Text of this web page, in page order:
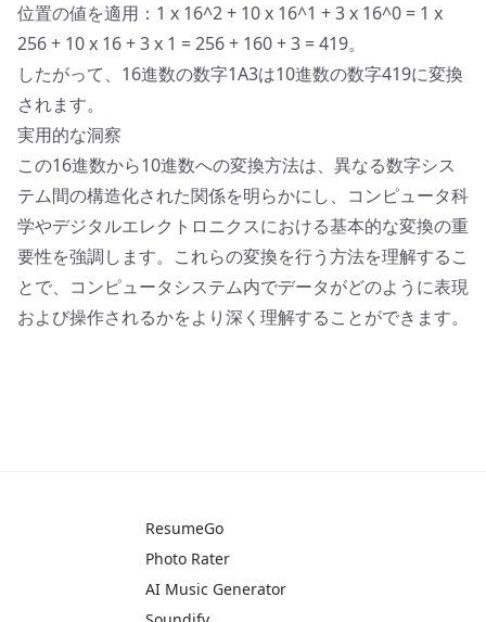
位置の値を適用：1 x 16^2 + 10 x 16^1 + 3 x 16^0 = 1 x
256 + 10 x 16 + 3 x 1 = 256 + 160 + 3 = 419。
したがって、16進数の数字1A3は10進数の数字419に変換
されます。
実用的な洞察
この16進数から10進数への変換方法は、異なる数字シス
テム間の構造化された関係を明らかにし、コンピュータ科
学やデジタルエレクトロニクスにおける基本的な変換の重
要性を強調します。これらの変換を行う方法を理解するこ
とで、コンピュータシステム内でデータがどのように表現
および操作されるかをより深く理解することができます。
ResumeGo
Photo Rater
AI Music Generator